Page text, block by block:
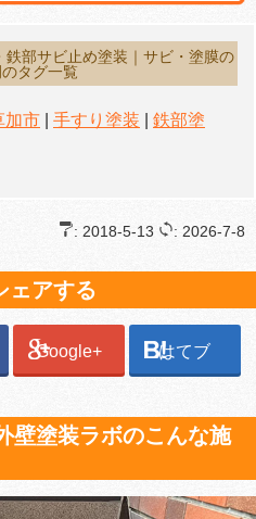
部サビ止め塗装｜サビ・塗膜の
タグ一覧
加市 手すり塗装
鉄部塗
: 2018-5-13 : 2026-7-8
ェアする
Google+ はてブ
壁塗装ラボのこんな施